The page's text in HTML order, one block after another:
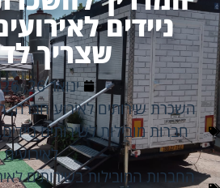
ניידים
שצריך
ינואר 26, 2026
השכרת שירותים לאירוע חברה,
חברות מובילות לשירותים ניידים
לאירועים
החברות המובילות בשירותים